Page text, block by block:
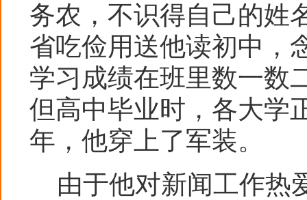
务农，不识得自己的姓
省吃俭用送他读初中，
学习成绩在班里数一数
但高中毕业时，各大学
年，他穿上了军装。
由于他对新闻工作热